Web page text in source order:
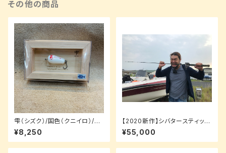
その他の商品
雫（シズク）/国色（クニイロ）/2.
5cm【ルアーパッケージ】
¥8,250
【2020新作】シバタースティック
5.6-XH 炎上フロッグ 【受注生
産】
¥55,000